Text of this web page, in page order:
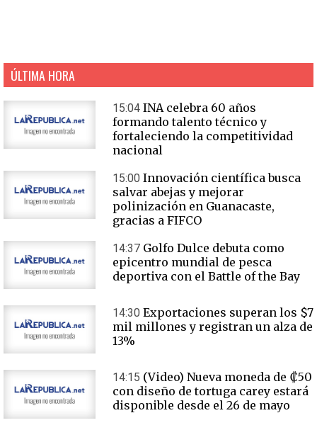
ÚLTIMA HORA
15:04 INA celebra 60 años
formando talento técnico y
fortaleciendo la competitividad
nacional
15:00 Innovación científica busca
salvar abejas y mejorar
polinización en Guanacaste,
gracias a FIFCO
14:37 Golfo Dulce debuta como
epicentro mundial de pesca
deportiva con el Battle of the Bay
14:30 Exportaciones superan los $7
mil millones y registran un alza de
13%
14:15 (Video) Nueva moneda de ₡50
con diseño de tortuga carey estará
disponible desde el 26 de mayo